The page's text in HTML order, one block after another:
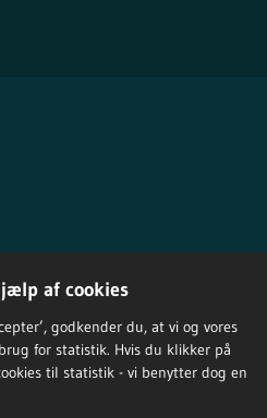
af cookies
godkender du, at vi og vores
for statistik. Hvis du klikker på
til statistik - vi benytter dog en